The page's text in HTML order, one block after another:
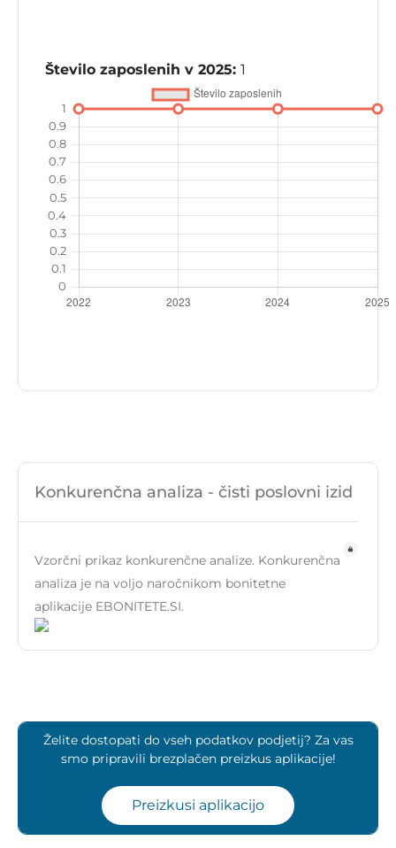
Število zaposlenih v 2025: 1
Konkurenčna analiza - čisti poslovni izid
Vzorčni prikaz konkurenčne analize. Konkurenčna
analiza je na voljo naročnikom bonitetne
aplikacije EBONITETE.SI.
Želite dostopati do vseh podatkov podjetij? Za vas
smo pripravili brezplačen preizkus aplikacije!
Preizkusi aplikacijo